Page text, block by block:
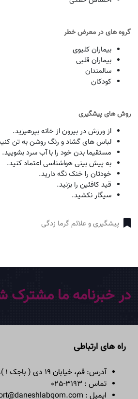
گروه های در معرض خطر
بیماران کلیوی
بیماران قلبی
سالمندان
کودکان
روش های پیشگیری
︎از ورزش در بیرون از خانه بپرهیزید.
لباس های گشاد و رنگ روشن به تن
مستقیما بدن خود را با آب سرد بشویید.
به پیش بینی هواشناسی اعتماد کنید.
خودتان را خنک نگه دارید.
قید کافئین را بزنید.
سیگار نکشید.
پیشگیری و علائم گرما زدگی
در خبرنامه ما مشترک
راه های ارتباطی
آدرس: قم، خیابان 19 دی ( باجک 1 )، کوچه 10، پلاک 19، طبقه اول
تماس : 3193-025
ایمیل : support@daneshlabqom.com